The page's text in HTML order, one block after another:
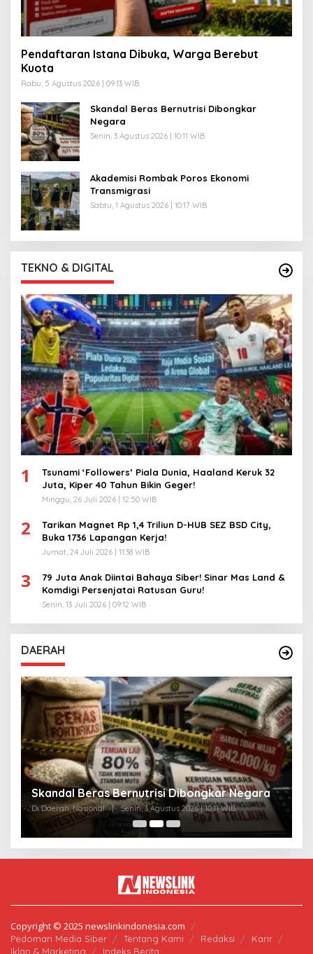
Pendaftaran Istana Dibuka, Warga Berebut
Kuota
Rabu, 5 Agustus 2026 | 09:13 WIB
Skandal Beras Bernutrisi Dibongkar
Negara
Senin, 3 Agustus 2026 | 10:11 WIB
Akademisi Rombak Poros Ekonomi
Transmigrasi
Sabtu, 1 Agustus 2026 | 10:17 WIB
TEKNO & DIGITAL
1
Tsunami ‘Followers’ Piala Dunia, Haaland Keruk 32
Juta, Kiper 40 Tahun Bikin Geger!
Minggu, 26 Juli 2026 | 12:50 WIB
2
Tarikan Magnet Rp 1,4 Triliun D-HUB SEZ BSD City,
Buka 1736 Lapangan Kerja!
Jumat, 24 Juli 2026 | 11:38 WIB
3
79 Juta Anak Diintai Bahaya Siber! Sinar Mas Land &
Komdigi Persenjatai Ratusan Guru!
Senin, 13 Juli 2026 | 09:12 WIB
DAERAH
Skandal Beras Bernutrisi Dibongkar Negara
Di Daerah, Nasional | Senin, 3 Agustus 2026 | 10:11 WIB
Copyright © 2025 newslinkindonesia.com
Pedoman Media Siber Tentang Kami Redaksi
Karir
Iklan & Marketing
Indeks Berita